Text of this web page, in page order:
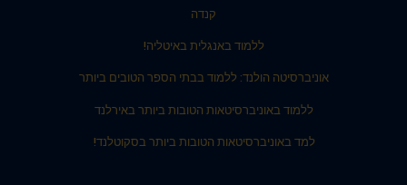
קנדה
ללמוד באנגלית באיטליה!
אוניברסיטה הולנד: ללמוד בבתי הספר הטובים ביותר
ללמוד באוניברסיטאות הטובות ביותר באירלנד
למד באוניברסיטאות הטובות ביותר בסקוטלנד!